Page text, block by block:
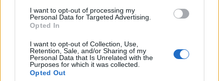
I want to opt-out of processing my
Personal Data for Targeted Advertising.
Opted In
I want to opt-out of Collection, Use,
Retention, Sale, and/or Sharing of my
Personal Data that Is Unrelated with the
Purposes for which it was collected.
Opted Out
27 Φεβρουαρίου 2026
Πάνω από 100 μωρά έχουν
γεννηθεί μέσω εξωσωματικής, με
την υποστήριξη της Be-Live
27 Φεβρουαρίου 2026